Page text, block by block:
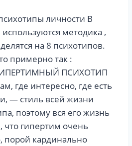
личности В
методика ,
на 8 психотипов.
примерно так :
ПСИХОТИП
где интересно, где есть
— стиль всей жизни
поэтому вся его жизнь
что гипертим очень
порой кардинально